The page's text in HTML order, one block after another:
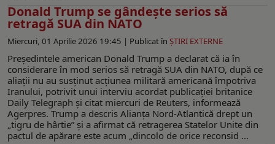
Donald Trump se gândește serios să
retragă SUA din NATO
Miercuri, 01 Aprilie 2026 19:45 | Publicat în ŞTIRI EXTERNE
Președintele american Donald Trump a declarat că ia în
considerare în mod serios să retragă SUA din NATO, după ce
aliații nu au susținut acțiunea militară americană împotriva
Iranului, potrivit unui interviu acordat publicației britanice
Daily Telegraph și citat miercuri de Reuters, informează
Agerpres. Trump a descris Alianța Nord-Atlantică drept un
„tigru de hârtie” și a afirmat că retragerea Statelor Unite din
pactul de apărare este acum „dincolo de orice reconsid ...